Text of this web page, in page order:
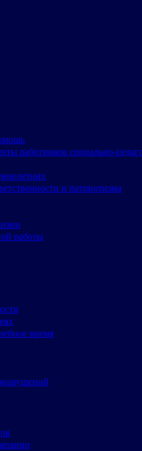
работников социально-
и патриотизма
работы
время